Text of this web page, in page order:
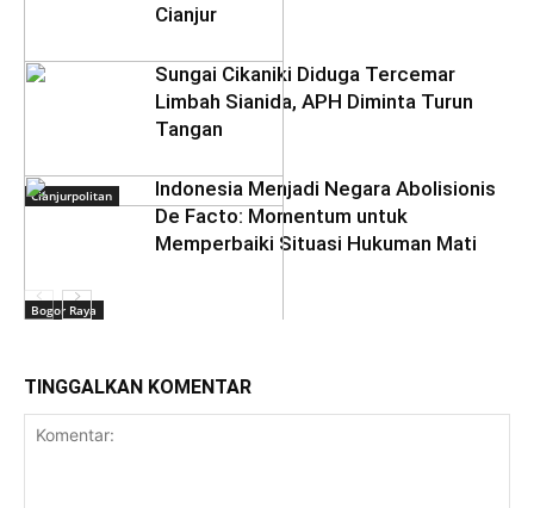
Cianjurpolitan
Cianjur
Bogor Raya
Sungai Cikaniki Diduga Tercemar
Limbah Sianida, APH Diminta Turun
Tangan
Daerah
‎Indonesia Menjadi Negara Abolisionis
De Facto: Momentum untuk
Memperbaiki Situasi Hukuman Mati
TINGGALKAN KOMENTAR